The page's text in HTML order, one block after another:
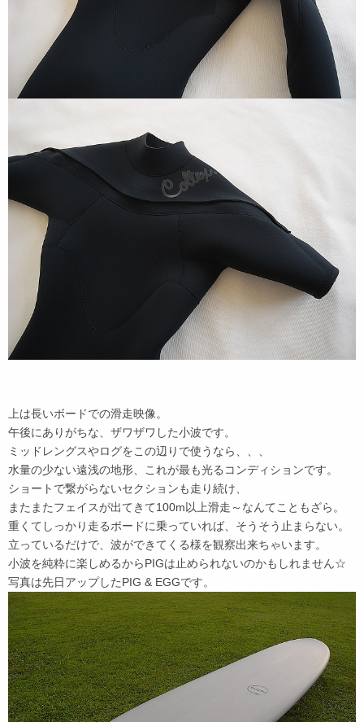
上は長いボードでの滑走映像。
午後にありがちな、ザワザワした小波です。
ミッドレングスやログをこの辺りで使うなら、、、
水量の少ない遠浅の地形、これが最も光るコンディションです。
ショートで繋がらないセクションも走り続け、
またまたフェイスが出てきて100m以上滑走～なんてこともざら。
重くてしっかり走るボードに乗っていれば、そうそう止まらない。
立っているだけで、波ができてくる様を観察出来ちゃいます。
小波を純粋に楽しめるからPIGは止められないのかもしれません☆
写真は先日アップしたPIG & EGGです。